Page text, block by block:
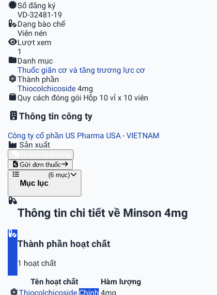
Số đăng ký
VD-32481-19
Dạng bào chế
Viên nén
Lượt xem
1
Danh mục
Thuốc giãn cơ và tăng trương lực cơ
Thành phần
Thiocolchicoside 4mg
Quy cách đóng gói Hộp 10 vỉ x 10 viên
Thông tin công ty
Công ty cổ phần US Pharma USA - VIETNAM
Sản xuất
Gửi đơn thuốc
Mục lục
(6 mục)
Thông tin chi tiết về Minson 4mg
Thành phần hoạt chất
1 hoạt chất
Tên hoạt chất
Hàm lượng
Thiocolchicoside Chính 4mg